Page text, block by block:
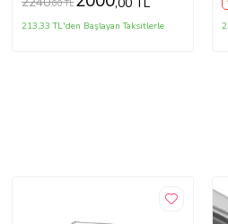
,00 TL
213,33 TL'den Başlayan Taksitlerle